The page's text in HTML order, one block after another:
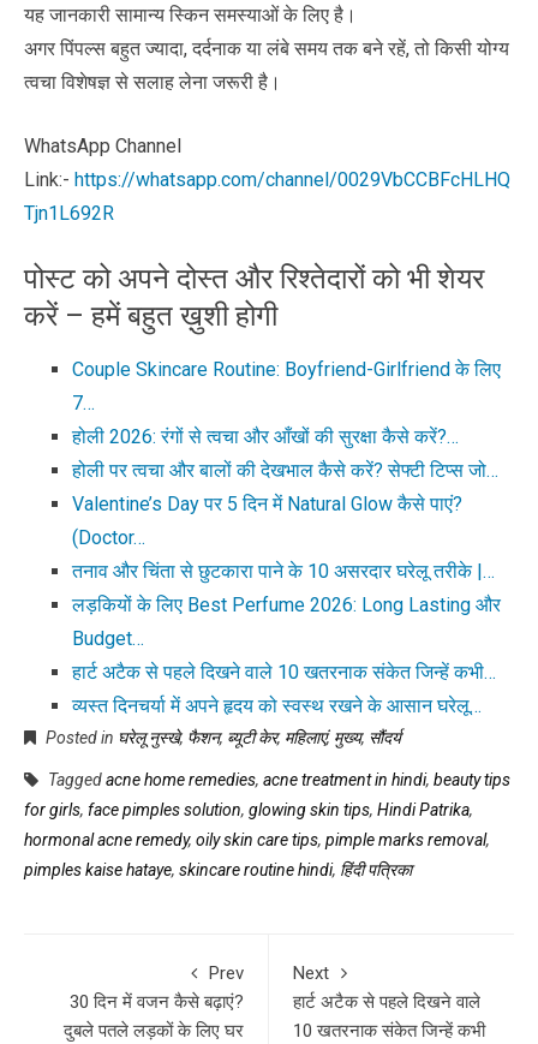
यह जानकारी सामान्य स्किन समस्याओं के लिए है।
अगर पिंपल्स बहुत ज्यादा, दर्दनाक या लंबे समय तक बने रहें, तो किसी योग्य
त्वचा विशेषज्ञ से सलाह लेना जरूरी है।
WhatsApp Channel
Link:- https://whatsapp.com/channel/0029VbCCBFcHLHQ
Tjn1L692R
पोस्ट को अपने दोस्त और रिश्तेदारों को भी शेयर
करें – हमें बहुत ख़ुशी होगी
Couple Skincare Routine: Boyfriend-Girlfriend के लिए
7…
होली 2026: रंगों से त्वचा और आँखों की सुरक्षा कैसे करें?…
होली पर त्वचा और बालों की देखभाल कैसे करें? सेफ्टी टिप्स जो…
Valentine’s Day पर 5 दिन में Natural Glow कैसे पाएं?
(Doctor…
तनाव और चिंता से छुटकारा पाने के 10 असरदार घरेलू तरीके |…
लड़कियों के लिए Best Perfume 2026: Long Lasting और
Budget…
हार्ट अटैक से पहले दिखने वाले 10 खतरनाक संकेत जिन्हें कभी…
व्यस्त दिनचर्या में अपने हृदय को स्वस्थ रखने के आसान घरेलू…
Posted in घरेलू नुस्खे, फैशन, ब्यूटी केर, महिलाएं, मुख्य, सौंदर्य
Taggedacne home remedies, acne treatment in hindi, beauty tips
for girls, face pimples solution, glowing skin tips, Hindi Patrika,
hormonal acne remedy, oily skin care tips, pimple marks removal,
pimples kaise hataye, skincare routine hindi, हिंदी पत्रिका
Prev
30 दिन में वजन कैसे बढ़ाएं?
दुबले पतले लड़कों के लिए घर
Next
हार्ट अटैक से पहले दिखने वाले
10 खतरनाक संकेत जिन्हें कभी